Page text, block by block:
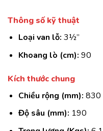
Thông số kỹ thuật
Loại van lỗ: 3½”
Khoang lò (cm): 90
Kích thước chung
Chiều rộng (mm): 830
Độ sâu (mm): 190